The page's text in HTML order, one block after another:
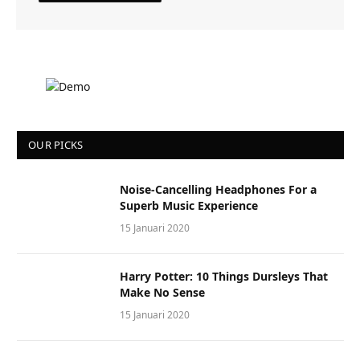
OUR PICKS
Noise-Cancelling Headphones For a
Superb Music Experience
15 Januari 2020
Harry Potter: 10 Things Dursleys That
Make No Sense
15 Januari 2020